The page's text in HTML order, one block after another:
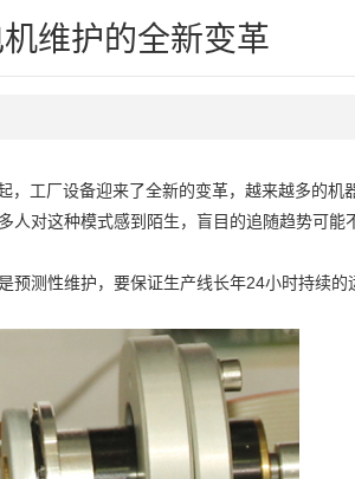
维护的全新变革
，工厂设备迎来了全新的变革，越来越多的
人对这种模式感到陌生，盲目的追随趋势可
预测性维护，要保证生产线长年24小时持续